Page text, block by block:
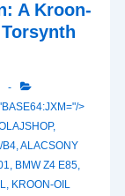
A Kroon-
>
,
B4,ALACSONY
, BMW Z4 E85,
, KROON-OIL